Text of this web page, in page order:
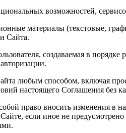
возможностей,
материалы (текстовые,
Сайта.
создаваемая в
любым способом, включая
настоящего Соглашения без
право вносить изменения в
если иное не